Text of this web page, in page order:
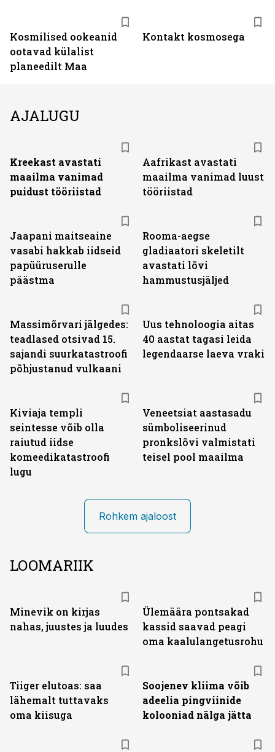
Kosmilised ookeanid
ootavad külalist
planeedilt Maa
Kontakt kosmosega
AJALUGU
Kreekast avastati
maailma vanimad
puidust tööriistad
Aafrikast avastati
maailma vanimad luust
tööriistad
Jaapani maitseaine
vasabi hakkab iidseid
papüüruserulle
päästma
Rooma-aegse
gladiaatori skeletilt
avastati lõvi
hammustusjäljed
Massimõrvari jälgedes:
teadlased otsivad 15.
sajandi suurkatastroofi
põhjustanud vulkaani
Uus tehnoloogia aitas
40 aastat tagasi leida
legendaarse laeva vraki
Kiviaja templi
seintesse võib olla
raiutud iidse
komeedikatastroofi
lugu
Veneetsiat aastasadu
sümboliseerinud
pronkslõvi valmistati
teisel pool maailma
Rohkem ajaloost
LOOMARIIK
Minevik on kirjas
nahas, juustes ja luudes
Ülemäära pontsakad
kassid saavad peagi
oma kaalulangetusrohu
Tiiger elutoas: saa
lähemalt tuttavaks
oma kiisuga
Soojenev kliima võib
adeelia pingviinide
kolooniad nälga jätta